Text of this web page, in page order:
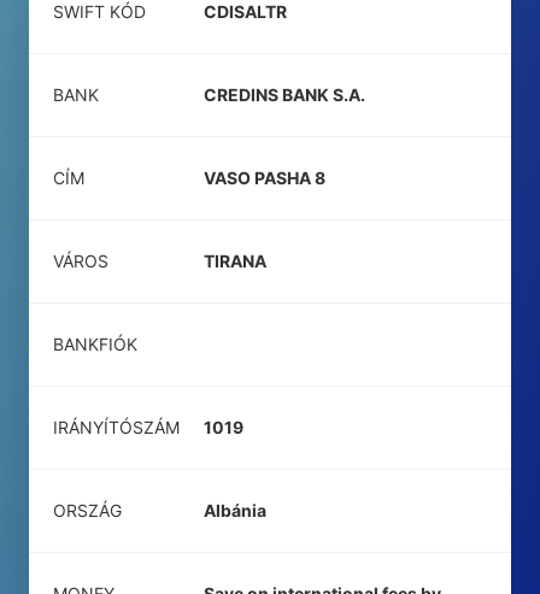
SWIFT KÓD CDISALTR
BANK CREDINS BANK S.A.
CÍM VASO PASHA 8
VÁROS TIRANA
BANKFIÓK
IRÁNYÍTÓSZÁM 1019
ORSZÁG Albánia